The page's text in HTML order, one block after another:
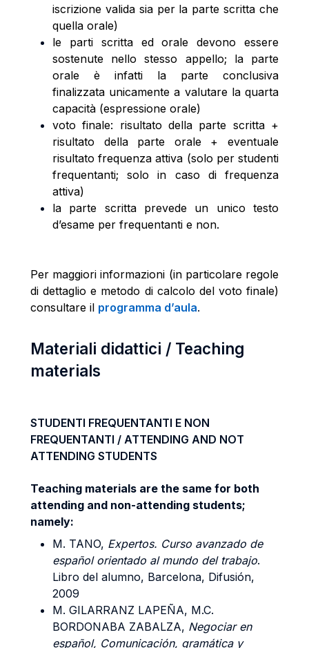
iscrizione valida sia per la parte scritta che
quella orale)
le parti scritta ed orale devono essere
sostenute nello stesso appello; la parte
orale è infatti la parte conclusiva
finalizzata unicamente a valutare la quarta
capacità (espressione orale)
voto finale: risultato della parte scritta +
risultato della parte orale + eventuale
risultato frequenza attiva (solo per studenti
frequentanti; solo in caso di frequenza
attiva)
la parte scritta prevede un unico testo
d’esame per frequentanti e non.
Per maggiori informazioni (in particolare regole
di dettaglio e metodo di calcolo del voto finale)
consultare il programma d’aula.
Materiali didattici / Teaching
materials
STUDENTI FREQUENTANTI E NON
FREQUENTANTI / ATTENDING AND NOT
ATTENDING STUDENTS
Teaching materials are the same for both
attending and non-attending students;
namely:
M. TANO, Expertos. Curso avanzado de
español orientado al mundo del trabajo.
Libro del alumno, Barcelona, Difusión,
2009
M. GILARRANZ LAPEÑA, M.C.
BORDONABA ZABALZA, Negociar en
español, Comunicación, gramática y